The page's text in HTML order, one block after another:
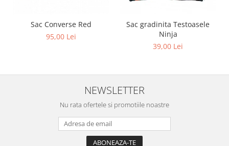
Sac Converse Red
95,00 Lei
Sac gradinita Testoasele
Ninja
39,00 Lei
NEWSLETTER
Nu rata ofertele si promotiile noastre